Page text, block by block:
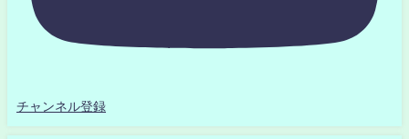
チャンネル登録